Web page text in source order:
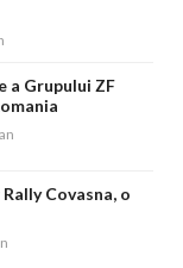
a Grupului ZF
Covasna, o